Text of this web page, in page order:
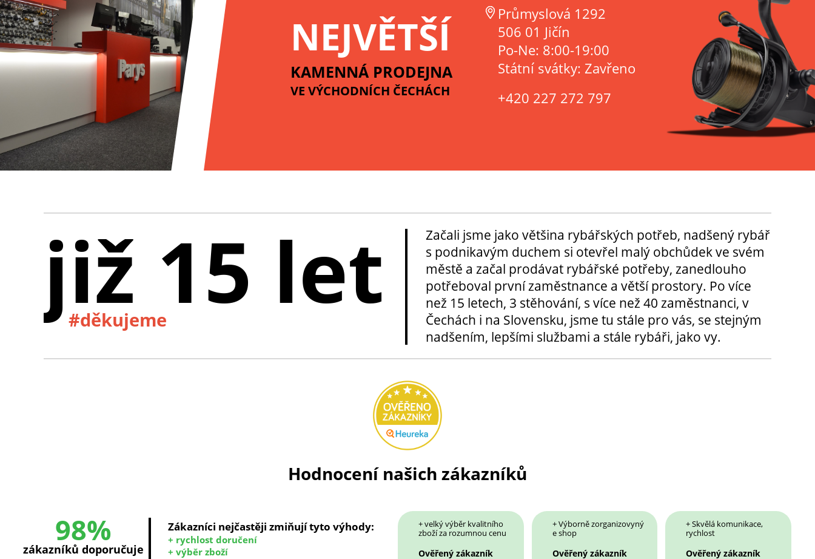
NEJVĚTŠÍ
KAMENNÁ PRODEJNA
VE VÝCHODNÍCH ČECHÁCH
Průmyslová 1292
506 01 Jičín
Po-Ne: 8:00-19:00
Státní svátky: Zavřeno
+420 227 272 797
již 15 let
#děkujeme
Začali jsme jako většina rybářských potřeb, nadšený rybář
s podnikavým duchem si otevřel malý obchůdek ve svém
městě a začal prodávat rybářské potřeby, zanedlouho
potřeboval první zaměstnance a větší prostory. Po více
než 15 letech, 3 stěhování, s více než 40 zaměstnanci, v
Čechách i na Slovensku, jsme tu stále pro vás, se stejným
nadšením, lepšími službami a stále rybáři, jako vy.
Hodnocení našich zákazníků
98%
zákazníků doporučuje
Zákazníci nejčastěji zmiňují tyto výhody:
+ rychlost doručení
+ výběr zboží
+ velký výběr kvalitního
zboží za rozumnou cenu
Ověřený zákazník
+ Výborně zorganizovyný
e shop
Ověřený zákazník
+ Skvělá komunikace,
rychlost
Ověřený zákazník